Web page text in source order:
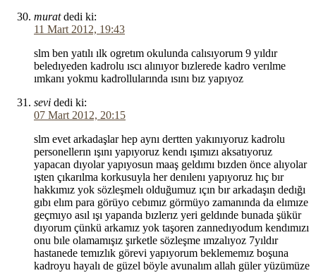
murat dedi ki:
11 Mart 2012, 19:43
slm ben yatılı ılk ogretım okulunda calısıyorum 9 yıldır
beledıyeden kadrolu ıscı alınıyor bızlerede kadro verılme
ımkanı yokmu kadrollularında ısını bız yapıyoz
sevi dedi ki:
07 Mart 2012, 20:15
slm evet arkadaşlar hep aynı dertten yakınıyoruz kadrolu
personellerın ışını yapıyoruz kendı ışımızı aksatıyoruz
yapacan dıyolar yapıyosun maaş geldımı bızden önce alıyolar
ışten çıkarılma korkusuyla her denılenı yapıyoruz hıç bır
hakkımız yok sözleşmelı olduğumuz ıçın bır arkadaşın dedığı
gıbı elım para görüyo cebımız görmüyo zamanında da elımıze
geçmıyo asıl ışı yapanda bızlerız yeri geldınde bunada şükür
dıyorum çünkü arkamız yok taşoren zannedıyodum kendımızı
onu bıle olamamışız şırketle sözleşme ımzalıyoz 7yıldır
hastanede temızlık görevi yapıyorum beklememız boşuna
kadroyu hayalı de güzel böyle avunalım allah güler yüzümüze